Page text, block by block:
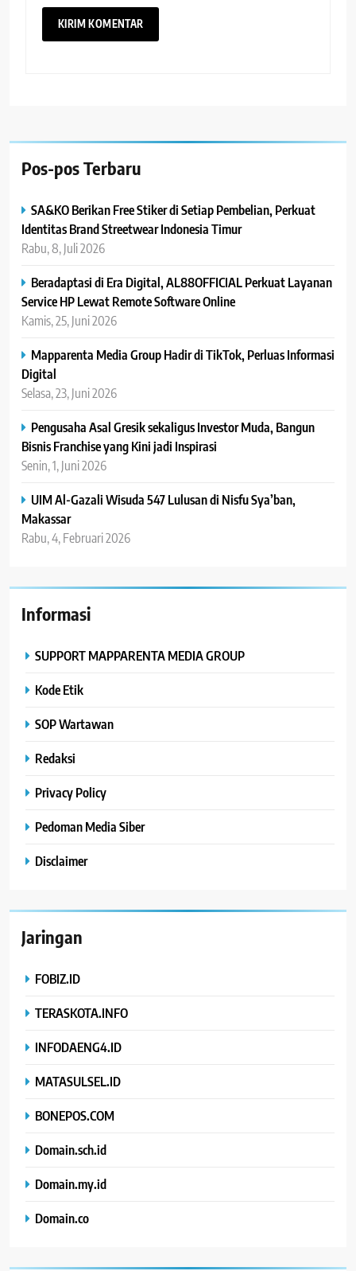
Pos-pos Terbaru
SA&KO Berikan Free Stiker di Setiap Pembelian, Perkuat
Identitas Brand Streetwear Indonesia Timur
Rabu, 8, Juli 2026
Beradaptasi di Era Digital, AL88OFFICIAL Perkuat Layanan
Service HP Lewat Remote Software Online
Kamis, 25, Juni 2026
Mapparenta Media Group Hadir di TikTok, Perluas Informasi
Digital
Selasa, 23, Juni 2026
Pengusaha Asal Gresik sekaligus Investor Muda, Bangun
Bisnis Franchise yang Kini jadi Inspirasi
Senin, 1, Juni 2026
UIM Al-Gazali Wisuda 547 Lulusan di Nisfu Sya’ban,
Makassar
Rabu, 4, Februari 2026
Informasi
SUPPORT MAPPARENTA MEDIA GROUP
Kode Etik
SOP Wartawan
Redaksi
Privacy Policy
Pedoman Media Siber
Disclaimer
Jaringan
FOBIZ.ID
TERASKOTA.INFO
INFODAENG4.ID
MATASULSEL.ID
BONEPOS.COM
Domain.sch.id
Domain.my.id
Domain.co